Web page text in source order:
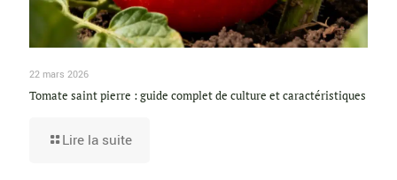
22 mars 2026
Tomate saint pierre : guide complet de culture et caractéristiques
Lire la suite